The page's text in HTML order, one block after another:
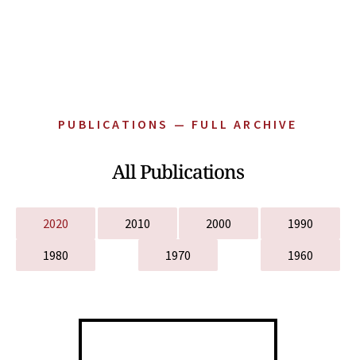
PUBLICATIONS — FULL ARCHIVE
All Publications
2020 2010 2000
1990
1980
1970 1960